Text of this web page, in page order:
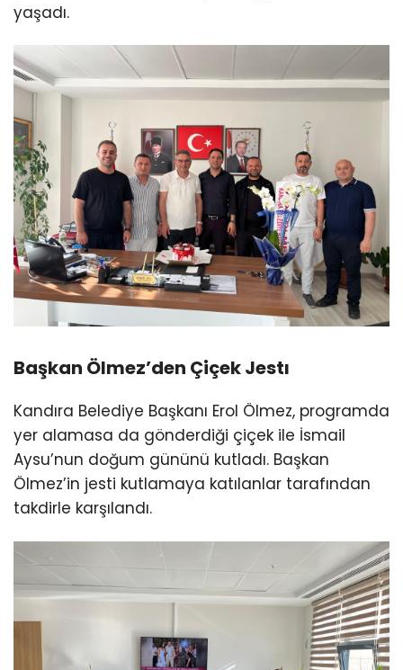
yaşadı.
Başkan Ölmez’den Çiçek Jestı
Kandıra Belediye Başkanı Erol Ölmez, programda
yer alamasa da gönderdiği çiçek ile İsmail
Aysu’nun doğum gününü kutladı. Başkan
Ölmez’in jesti kutlamaya katılanlar tarafından
takdirle karşılandı.